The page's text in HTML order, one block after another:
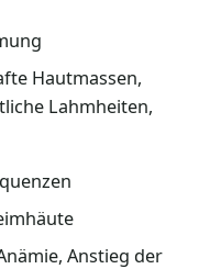
Hautmassen,
Lahmheiten,
Anstieg der